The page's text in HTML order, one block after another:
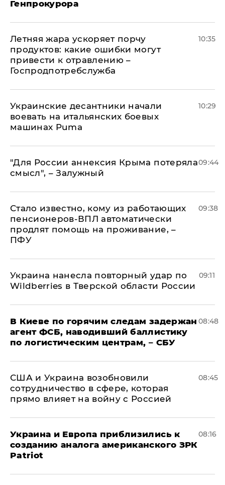
Генпрокурора
Летняя жара ускоряет порчу
продуктов: какие ошибки могут
привести к отравлению –
Госпродпотребслужба
10:35
Украинские десантники начали
воевать на итальянских боевых
машинах Puma
10:29
"Для России аннексия Крыма потеряла
смысл", – Залужный
09:44
Стало известно, кому из работающих
пенсионеров-ВПЛ автоматически
продлят помощь на проживание, –
ПФУ
09:38
Украина нанесла повторный удар по
Wildberries в Тверской области России
09:11
В Киеве по горячим следам задержан
агент ФСБ, наводивший баллистику
по логистическим центрам, – СБУ
08:48
США и Украина возобновили
сотрудничество в сфере, которая
прямо влияет на войну с Россией
08:45
Украина и Европа приблизились к
созданию аналога американского ЗРК
Patriot
08:16